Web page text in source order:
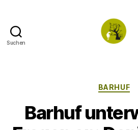
Suchen
BARHUF
Barhuf